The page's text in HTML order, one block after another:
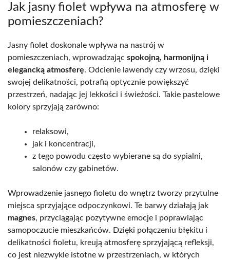
Jak jasny fiolet wpływa na atmosferę w
pomieszczeniach?
Jasny fiolet doskonale wpływa na nastrój w
pomieszczeniach, wprowadzając spokojną, harmonijną i
elegancką atmosferę. Odcienie lawendy czy wrzosu, dzięki
swojej delikatności, potrafią optycznie powiększyć
przestrzeń, nadając jej lekkości i świeżości. Takie pastelowe
kolory sprzyjają zarówno:
relaksowi,
jak i koncentracji,
z tego powodu często wybierane są do sypialni,
salonów czy gabinetów.
Wprowadzenie jasnego fioletu do wnętrz tworzy przytulne
miejsca sprzyjające odpoczynkowi. Te barwy działają jak
magnes, przyciągając pozytywne emocje i poprawiając
samopoczucie mieszkańców. Dzięki połączeniu błękitu i
delikatności fioletu, kreują atmosferę sprzyjającą refleksji,
co jest niezwykle istotne w przestrzeniach, w których